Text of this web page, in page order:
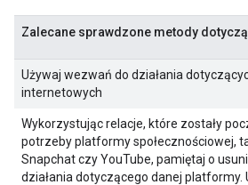
Zalecane sprawdzone metody
Używaj wezwań do działania
internetowych
Wykorzystując relacje, które zostały
potrzeby platformy społecznościowej,
Snapchat czy YouTube, pamiętaj o
działania dotyczącego danej platformy.